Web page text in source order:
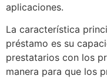
aplicaciones.
La característica
préstamo es su
prestatarios con los
manera para que los